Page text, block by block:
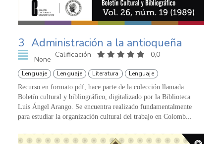
3 Administración a la antioqueña
None
Calificación 0,0
Lenguaje Lenguaje Literatura Lenguaje
Recurso en formato pdf, hace parte de la colección llamada
Boletín cultural y bibliográfico, digitalizado por la Biblioteca
Luis Ángel Arango. Se encuentra realizado fundamentalmente
para estudiar la organización cultural del trabajo en Colomb...